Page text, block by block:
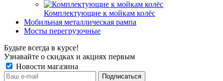
Комплектующие к мойкам колёс
Мобильная металлическая рампа
Мосты перегрузочные
Будьте всегда в курсе!
Узнавайте о скидках и акциях первым
Новости магазина